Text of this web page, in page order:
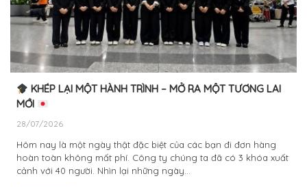
KHÉP LẠI MỘT HÀNH TRÌNH – MỞ RA MỘT TƯƠNG LAI
MỚI
28/07/2026
Hôm nay là một ngày thật đặc biệt của các bạn đi đơn hàng
hoàn toàn không mất phí. Công ty chúng ta đã có 3 khóa xuất
cảnh với 40 người. Nhìn lại những ngày...